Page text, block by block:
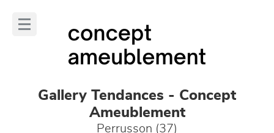
Gallery Tendances - Concept
Ameublement
Perrusson (37)